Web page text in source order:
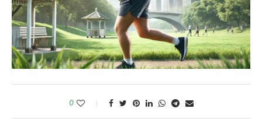
0